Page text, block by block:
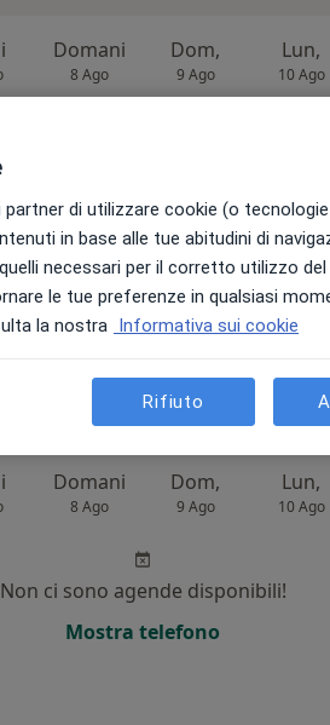
Domani
8 Ago
Dom,
9 Ago
Lun,
10 Ago
Non ci sono agende disponibili!
di attivare le prenotazioni online
Domani
8 Ago
Dom,
9 Ago
Lun,
10 Ago
Non ci sono agende disponibili!
Mostra telefono
di utilizzare cookie (o
in base alle tue abitudini di
necessari per il corretto utilizzo
le tue preferenze in qualsiasi
la nostra Informativa sui cookie
Rifiuto